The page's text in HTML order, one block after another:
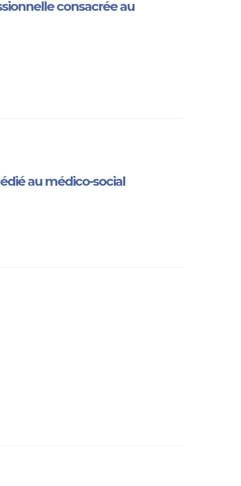
consacrée au
au médico-social